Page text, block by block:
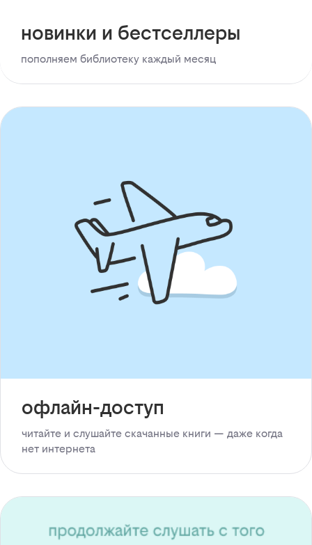
новинки и бестселлеры
пополняем библиотеку каждый месяц
офлайн-доступ
читайте и слушайте скачанные книги — даже когда
нет интернета